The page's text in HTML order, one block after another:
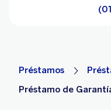
Préstamos
Préstamo de